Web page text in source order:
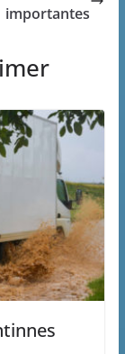
importantes